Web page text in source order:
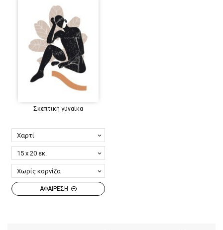
Σκεπτική γυναίκα
ΑΦΑΙΡΕΣΗ